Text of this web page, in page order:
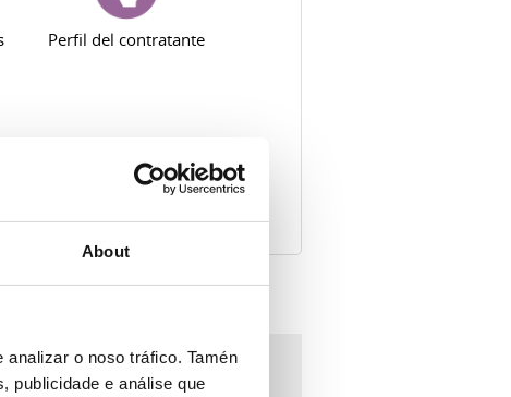
About
o noso tráfico. Tamén
publicidade e análise que
Perfil del contratante